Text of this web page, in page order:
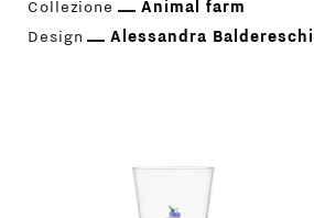
Collezione
Animal farm
Design
Alessandra Baldereschi